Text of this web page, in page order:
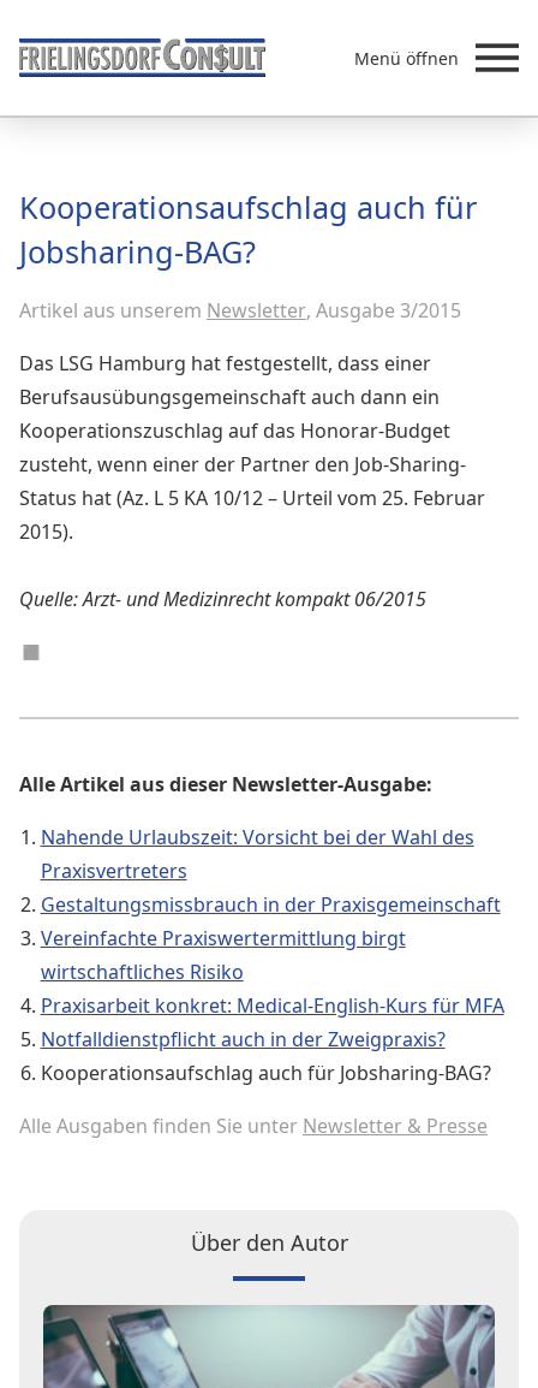
Menü öffnen
Beratung
Leistungen
Akademie
MVZ/Ärztenetze
Über uns
Newsletter & Presse
Kooperationsaufschlag auch für
Jobsharing-BAG?
Artikel aus unserem Newsletter, Ausgabe 3/2015
Das LSG Hamburg hat festgestellt, dass einer
Berufsausübungsgemeinschaft auch dann ein
Kooperationszuschlag auf das Honorar-Budget
zusteht, wenn einer der Partner den Job-Sharing-
Status hat (Az. L 5 KA 10/12 – Urteil vom 25. Februar
2015).
Quelle: Arzt- und Medizinrecht kompakt 06/2015
◼︎
Alle Artikel aus dieser Newsletter-Ausgabe:
Nahende Urlaubszeit: Vorsicht bei der Wahl des
Praxisvertreters
Gestaltungsmissbrauch in der Praxisgemeinschaft
Vereinfachte Praxiswertermittlung birgt
wirtschaftliches Risiko
Praxisarbeit konkret: Medical-English-Kurs für MFA
Notfalldienstpflicht auch in der Zweigpraxis?
Kooperationsaufschlag auch für Jobsharing-BAG?
Alle Ausgaben finden Sie unter Newsletter & Presse
Über den Autor